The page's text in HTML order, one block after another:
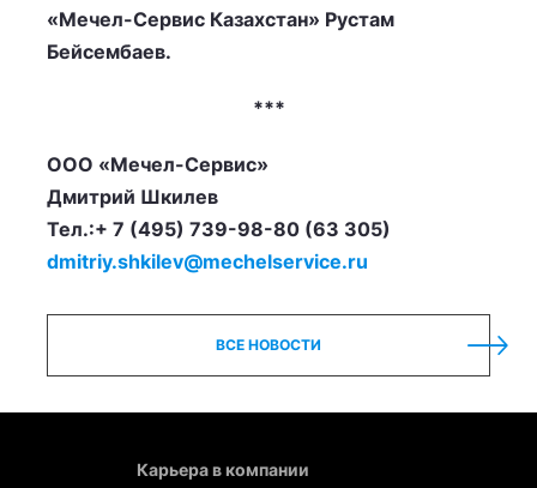
«Мечел-Сервис Казахстан» Рустам
Бейсембаев.
***
ООО «Мечел-Сервис»
Дмитрий Шкилев
Тел.:+ 7 (495) 739-98-80 (63 305)
dmitriy.shkilev@mechelservice.ru
ВСЕ НОВОСТИ
Карьера в компании